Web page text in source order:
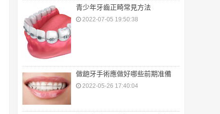
青少年牙齒正畸常見方法
2022-07-05 19:50:38
做龅牙手術應做好哪些前期准備
2022-05-26 17:40:04